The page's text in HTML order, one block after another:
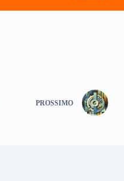
PROSSIMO